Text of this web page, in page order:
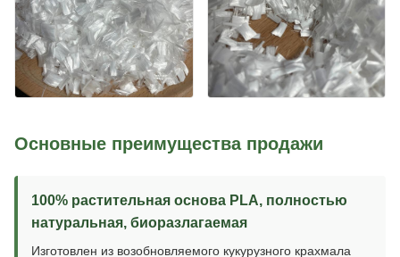
Основные преимущества продажи
100% растительная основа PLA, полностью
натуральная, биоразлагаемая
Изготовлен из возобновляемого кукурузного крахмала